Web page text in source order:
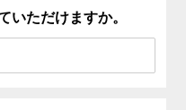
いただけますか。